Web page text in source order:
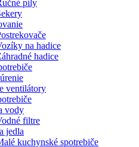
píly
na hadice
hadice
ventilátory
vody
filtre
jedla
kuchynské spotrebiče